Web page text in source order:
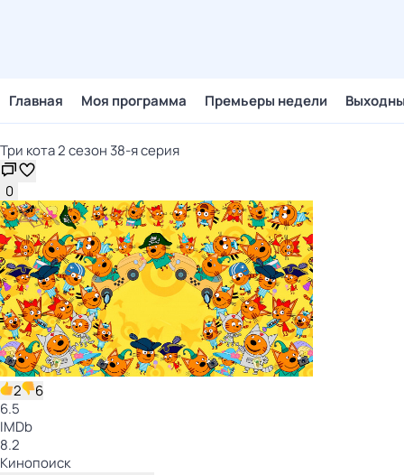
Главная Моя программа Премьеры недели
Три кота 2 сезон 38-я серия
0
2
6
6.5
IMDb
8.2
Кинопоиск